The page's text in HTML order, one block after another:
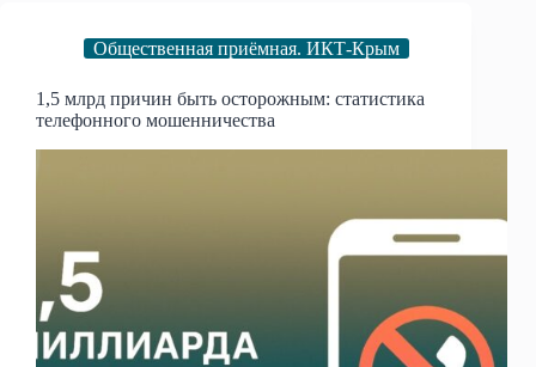
Общественная приёмная. ИКТ-Крым
1,5 млрд причин быть осторожным: статистика
телефонного мошенничества